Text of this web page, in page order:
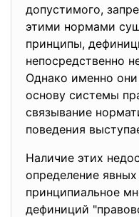
допустимого,
этими нормами
принципы,
непосредственно
Однако именно
основу системы
связывание
поведения
Наличие этих
определение
принципиальное
дефиниций